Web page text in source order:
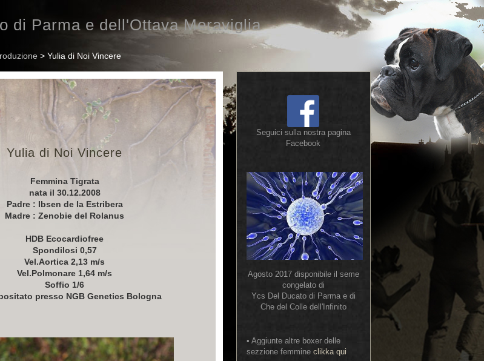
di Parma e dell'Ottava Meraviglia
> Yulia di Noi Vincere
Yulia di Noi Vincere
Femmina Tigrata
nata il 30.12.2008
Padre : Ibsen de la Estribera
Madre : Zenobie del Rolanus
HDB Ecocardiofree
Spondilosi 0,57
Vel.Aortica 2,13 m/s
Vel.Polmonare 1,64 m/s
Soffio 1/6
presso NGB Genetics Bologna
Seguici sulla nostra pagina
Facebook
Agosto 2017 disponibile il seme
congelato di
Ycs Del Ducato di Parma e di
Che del Colle dell'Infinito
• Aggiunte altre boxer delle
sezzione femmine clikka qui